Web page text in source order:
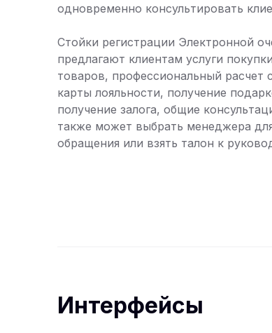
одновременно консультировать
Стойки регистрации Электронной
предлагают клиентам услуги
товаров, профессиональный расчет
карты лояльности, получение
получение залога, общие
также может выбрать менеджера
обращения или взять талон к
Интерфейсы